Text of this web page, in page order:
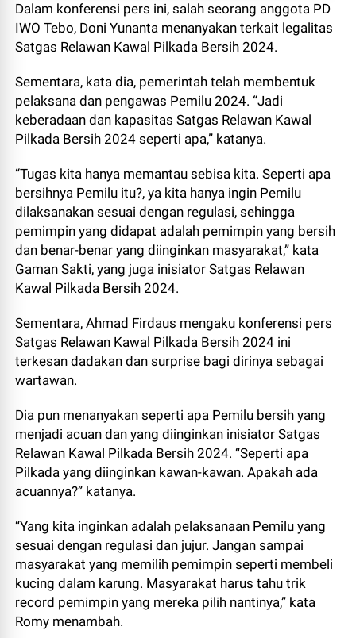
Dalam konferensi pers ini, salah seorang anggota PD
IWO Tebo, Doni Yunanta menanyakan terkait legalitas
Satgas Relawan Kawal Pilkada Bersih 2024.
Sementara, kata dia, pemerintah telah membentuk
pelaksana dan pengawas Pemilu 2024. “Jadi
keberadaan dan kapasitas Satgas Relawan Kawal
Pilkada Bersih 2024 seperti apa,” katanya.
“Tugas kita hanya memantau sebisa kita. Seperti apa
bersihnya Pemilu itu?, ya kita hanya ingin Pemilu
dilaksanakan sesuai dengan regulasi, sehingga
pemimpin yang didapat adalah pemimpin yang bersih
dan benar-benar yang diinginkan masyarakat,” kata
Gaman Sakti, yang juga inisiator Satgas Relawan
Kawal Pilkada Bersih 2024.
Sementara, Ahmad Firdaus mengaku konferensi pers
Satgas Relawan Kawal Pilkada Bersih 2024 ini
terkesan dadakan dan surprise bagi dirinya sebagai
wartawan.
Dia pun menanyakan seperti apa Pemilu bersih yang
menjadi acuan dan yang diinginkan inisiator Satgas
Relawan Kawal Pilkada Bersih 2024. “Seperti apa
Pilkada yang diinginkan kawan-kawan. Apakah ada
acuannya?” katanya.
“Yang kita inginkan adalah pelaksanaan Pemilu yang
sesuai dengan regulasi dan jujur. Jangan sampai
masyarakat yang memilih pemimpin seperti membeli
kucing dalam karung. Masyarakat harus tahu trik
record pemimpin yang mereka pilih nantinya,” kata
Romy menambah.